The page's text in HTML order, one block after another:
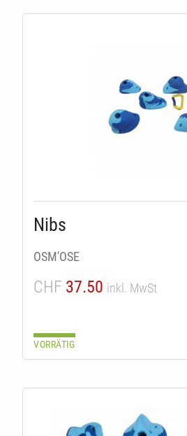
Nibs
OSM'OSE
CHF 37.50 inkl. MwSt
VORRÄTIG